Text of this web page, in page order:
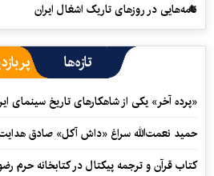
نامه‌هایی در روزهای تاریک اشغال ایران
تازه‌ها
«پرده آخر» یکی از شاهکارهای تاریخ سینمای
حمید نعمت‌‏الله سراغ «داش آکل» صادق
کتاب قرآن و ترجمه پیکتال در کتابخانه حرم